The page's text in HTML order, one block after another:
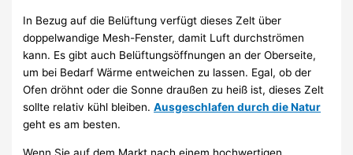
In Bezug auf die Belüftung verfügt dieses Zelt über
doppelwandige Mesh-Fenster, damit Luft durchströmen
kann. Es gibt auch Belüftungsöffnungen an der Oberseite,
um bei Bedarf Wärme entweichen zu lassen. Egal, ob der
Ofen dröhnt oder die Sonne draußen zu heiß ist, dieses Zelt
sollte relativ kühl bleiben.Ausgeschlafen durch die Natur
geht es am besten.